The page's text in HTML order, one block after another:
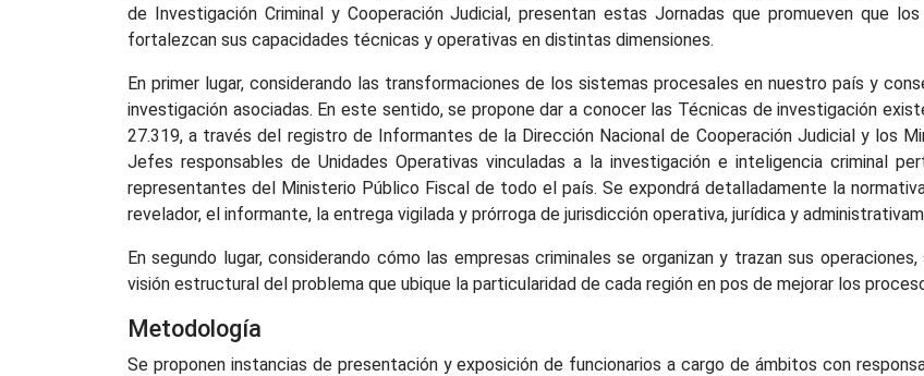
de Investigación Criminal y Cooperación Judicial, presentan estas Jornadas que promueven que
fortalezcan sus capacidades técnicas y operativas en distintas dimensiones.
En primer lugar, considerando las transformaciones de los sistemas procesales en nuestro país y
investigación asociadas. En este sentido, se propone dar a conocer las Técnicas de investigación
27.319, a través del registro de Informantes de la Dirección Nacional de Cooperación Judicial y los
Jefes responsables de Unidades Operativas vinculadas a la investigación e inteligencia criminal
representantes del Ministerio Público Fiscal de todo el país. Se expondrá detalladamente la
revelador, el informante, la entrega vigilada y prórroga de jurisdicción operativa, jurídica y
En segundo lugar, considerando cómo las empresas criminales se organizan y trazan sus
visión estructural del problema que ubique la particularidad de cada región en pos de mejorar los
Metodología
Se proponen instancias de presentación y exposición de funcionarios a cargo de ámbitos con